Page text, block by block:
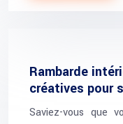
Rambarde
créatives pour
Saviez-vous que